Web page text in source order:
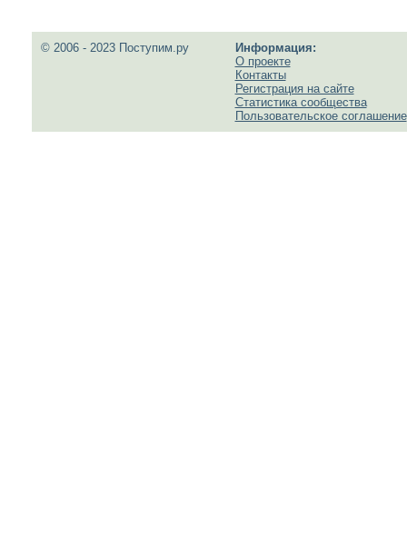
© 2006 - 2023 Поступим.ру
Информация:
О проекте
Контакты
Регистрация на сайте
Статистика сообщества
Пользовательское соглашение